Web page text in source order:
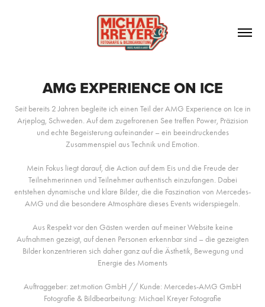
AMG EXPERIENCE ON ICE
Seit bereits 2 Jahren begleite ich einen Teil der AMG Experience on Ice in
Arjeplog, Schweden. Auf dem zugefrorenen See treffen Power, Präzision
und echte Begeisterung aufeinander – ein beeindruckendes
Zusammenspiel aus Technik und Emotion.
Mein Fokus liegt darauf, die Action auf dem Eis und die Freude der
Teilnehmerinnen und Teilnehmer authentisch einzufangen. Dabei
entstehen dynamische und klare Bilder, die die Faszination von Mercedes-
AMG und die besondere Atmosphäre dieses Events widerspiegeln.
Aus Respekt vor den Gästen werden auf meiner Website keine
Aufnahmen gezeigt, auf denen Personen erkennbar sind – die gezeigten
Bilder konzentrieren sich daher ganz auf die Ästhetik, Bewegung und
Energie des Moments
Auftraggeber: zet:motion GmbH // Kunde: Mercedes-AMG GmbH
Fotografie & Bildbearbeitung: Michael Kreyer Fotografie